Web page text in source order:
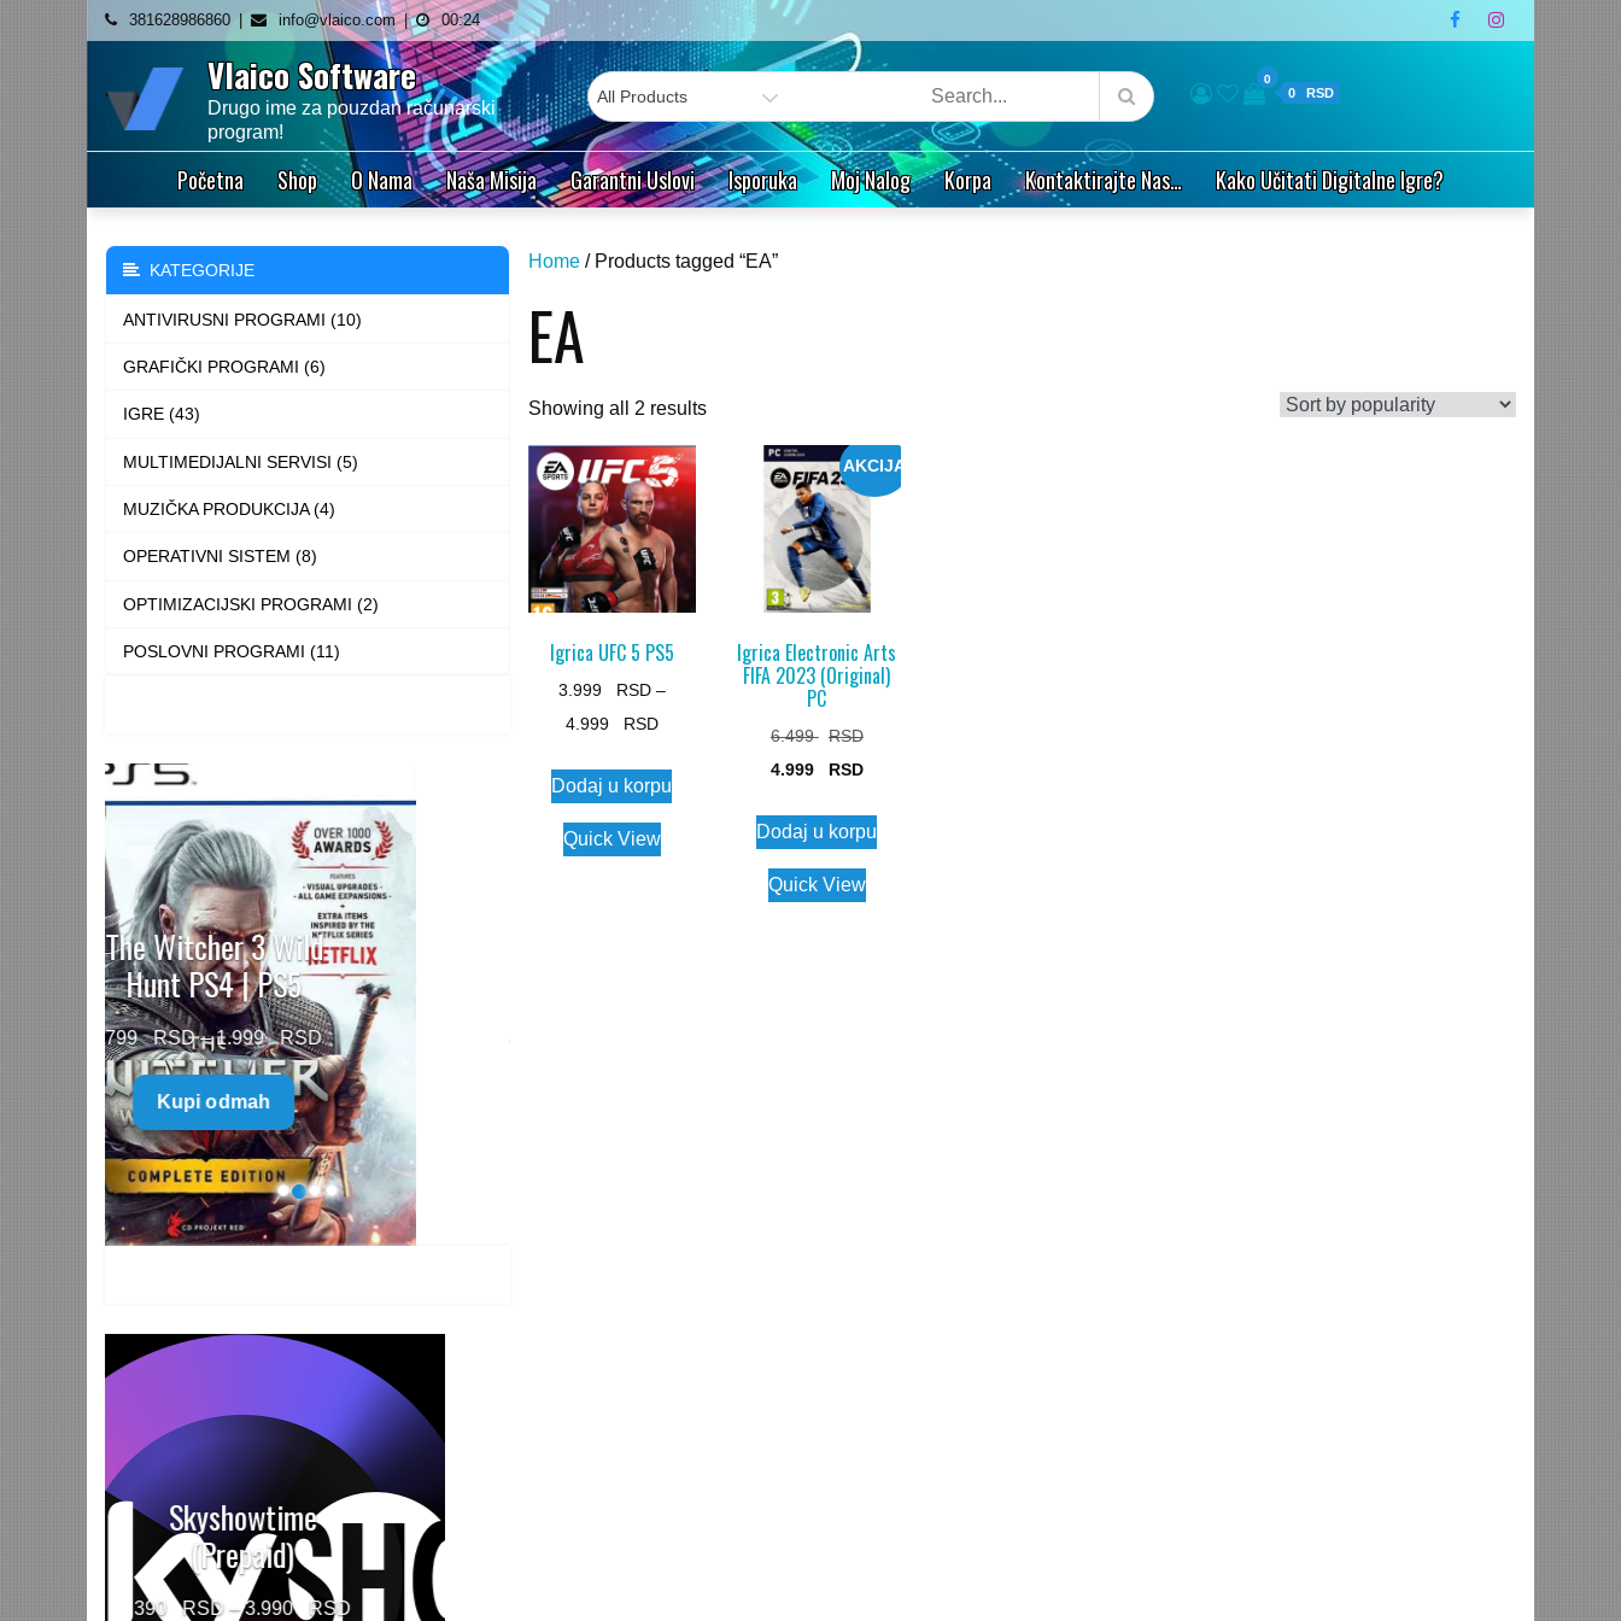
Skip
content
381628986860 info@vlaico.com 00:24
Vlaico Software
Drugo ime za pouzdan računarski
program!
0
0
Početna Shop O Nama Naša Misija Garantni Uslovi Isporuka Moj Nalog Korpa Kontaktirajte Nas… Kako Učitati Digitalne Igre?
Home / Products tagged “EA”
EA
Showing all 2 resultsSorted
popularity
Igrica UFC 5 PS5
3.999
–
4.999
Price
3.999 $
through
4.999 $
Dodaj u korpu
This
product
Quick View
AKCIJA
Igrica Electronic Arts
FIFA 2023 (Original)
PC
6.499
Original
price
6.499 $.
4.999
Current
is:
4.999 $.
Dodaj u korpu
Quick View
KATEGORIJE
ANTIVIRUSNI PROGRAMI (10)
GRAFIČKI PROGRAMI (6)
IGRE (43)
MULTIMEDIJALNI SERVISI (5)
MUZIČKA PRODUKCIJA (4)
OPERATIVNI SISTEM (8)
OPTIMIZACIJSKI PROGRAMI (2)
POSLOVNI PROGRAMI (11)
Need for Speed™
Unbound PS5
499 – 1.499
Kupi odmah
HBO MAX Premium
(Prepaid)
790 – 5.960 Price